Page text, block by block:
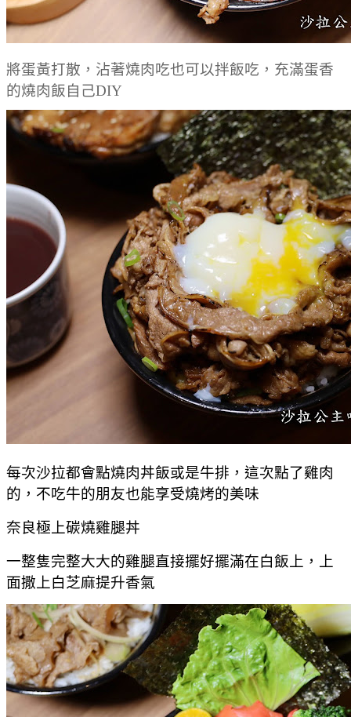
將蛋黃打散，沾著燒肉吃也可以拌飯吃，充滿蛋香
的燒肉飯自己DIY
每次沙拉都會點燒肉丼飯或是牛排，這次點了雞肉
的，不吃牛的朋友也能享受燒烤的美味
奈良極上碳燒雞腿丼
一整隻完整大大的雞腿直接擺好擺滿在白飯上，上
面撒上白芝麻提升香氣